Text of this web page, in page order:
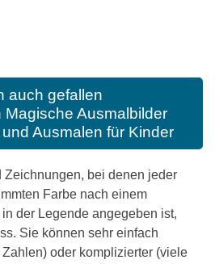
auch gefallen
Ausmalbilder
Ausmalen für Kinder
Zeichnungen, bei denen jeder
Farbe nach einem
der Legende angegeben ist,
Sie können sehr einfach
oder komplizierter (viele